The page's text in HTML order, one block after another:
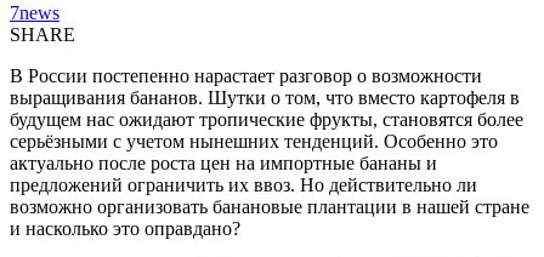
7news
SHARE
В России постепенно нарастает разговор о возможности
выращивания бананов. Шутки о том, что вместо картофеля в
будущем нас ожидают тропические фрукты, становятся более
серьёзными с учетом нынешних тенденций. Особенно это
актуально после роста цен на импортные бананы и
предложений ограничить их ввоз. Но действительно ли
возможно организовать банановые плантации в нашей стране
и насколько это оправдано?